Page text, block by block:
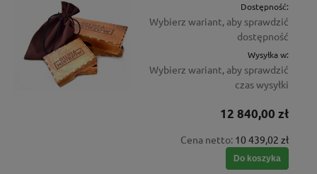
Dostępność:
Wybierz wariant, aby sprawdzić
dostępność
Wysyłka w:
Wybierz wariant, aby sprawdzić
czas wysyłki
12 840,00 zł
Cena netto: 10 439,02 zł
Do koszyka